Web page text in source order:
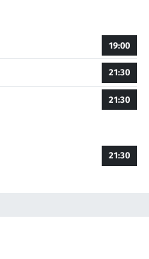
19:00
21:30
21:30
21:30